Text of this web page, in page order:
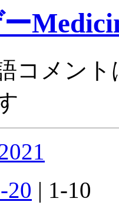
コメン
| 1-10